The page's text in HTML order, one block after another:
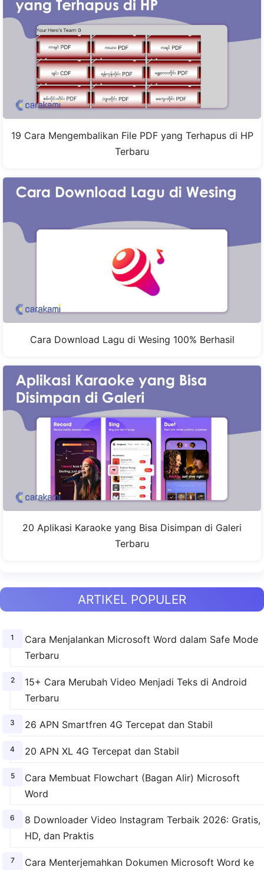
19 Cara Mengembalikan File PDF yang Terhapus di HP
Terbaru
Cara Download Lagu di Wesing 100% Berhasil
20 Aplikasi Karaoke yang Bisa Disimpan di Galeri
Terbaru
ARTIKEL POPULER
Cara Menjalankan Microsoft Word dalam Safe Mode
Terbaru
15+ Cara Merubah Video Menjadi Teks di Android
Terbaru
26 APN Smartfren 4G Tercepat dan Stabil
20 APN XL 4G Tercepat dan Stabil
Cara Membuat Flowchart (Bagan Alir) Microsoft
Word
8 Downloader Video Instagram Terbaik 2026: Gratis,
HD, dan Praktis
Cara Menterjemahkan Dokumen Microsoft Word ke